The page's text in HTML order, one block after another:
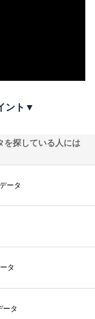
ント▼
を探している人には
ータ
タ
ータ